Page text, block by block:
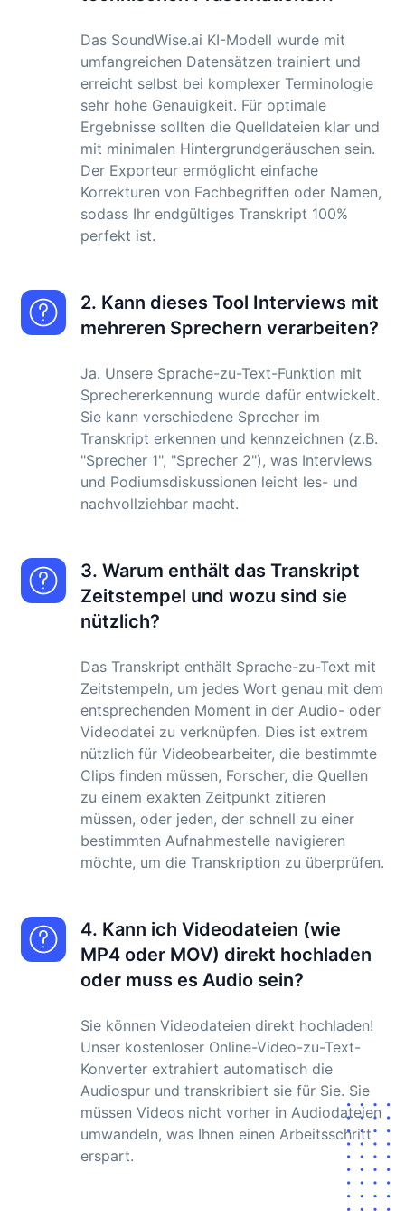
Das SoundWise.ai KI-Modell wurde mit
umfangreichen Datensätzen trainiert und
erreicht selbst bei komplexer Terminologie
sehr hohe Genauigkeit. Für optimale
Ergebnisse sollten die Quelldateien klar und
mit minimalen Hintergrundgeräuschen sein.
Der Exporteur ermöglicht einfache
Korrekturen von Fachbegriffen oder Namen,
sodass Ihr endgültiges Transkript 100%
perfekt ist.
2. Kann dieses Tool Interviews mit
mehreren Sprechern verarbeiten?
Ja. Unsere Sprache-zu-Text-Funktion mit
Sprechererkennung wurde dafür entwickelt.
Sie kann verschiedene Sprecher im
Transkript erkennen und kennzeichnen (z.B.
"Sprecher 1", "Sprecher 2"), was Interviews
und Podiumsdiskussionen leicht les- und
nachvollziehbar macht.
3. Warum enthält das Transkript
Zeitstempel und wozu sind sie
nützlich?
Das Transkript enthält Sprache-zu-Text mit
Zeitstempeln, um jedes Wort genau mit dem
entsprechenden Moment in der Audio- oder
Videodatei zu verknüpfen. Dies ist extrem
nützlich für Videobearbeiter, die bestimmte
Clips finden müssen, Forscher, die Quellen
zu einem exakten Zeitpunkt zitieren
müssen, oder jeden, der schnell zu einer
bestimmten Aufnahmestelle navigieren
möchte, um die Transkription zu überprüfen.
4. Kann ich Videodateien (wie
MP4 oder MOV) direkt hochladen
oder muss es Audio sein?
Sie können Videodateien direkt hochladen!
Unser kostenloser Online-Video-zu-Text-
Konverter extrahiert automatisch die
Audiospur und transkribiert sie für Sie. Sie
müssen Videos nicht vorher in Audiodateien
umwandeln, was Ihnen einen Arbeitsschritt
erspart.